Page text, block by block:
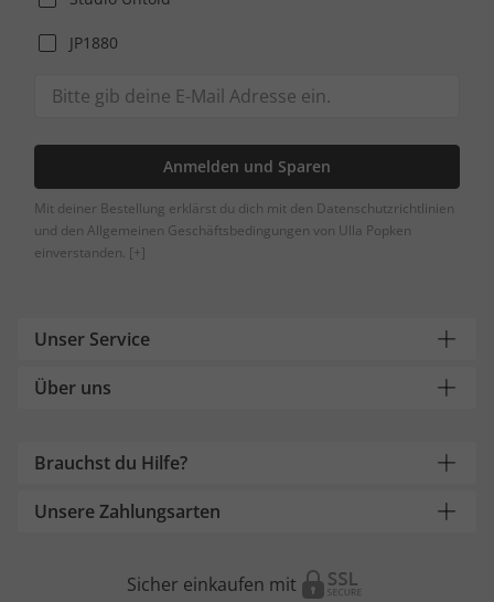
JP1880
Anmelden und Sparen
Mit deiner Bestellung erklärst du dich mit den Datenschutzrichtlinien
und den Allgemeinen Geschäftsbedingungen von Ulla Popken
einverstanden. [+]
Unser Service
Über uns
Brauchst du Hilfe?
Unsere Zahlungsarten
Sicher einkaufen mit